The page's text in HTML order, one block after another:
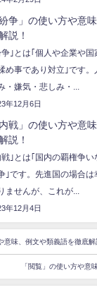
紛争」の使い方や意
説！
争｣とは｢個人や企業や
め事であり対立｣です
・嫌気・悲しみ・...
年12月6日
内戦」の使い方や意
説！
戦｣とは｢国内の覇権争
｣です。先進国の場合
ませんが、これが...
年12月4日
意味、例文や類義語を徹底解
「閲覧」の使い方や意